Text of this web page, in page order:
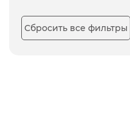
Сбросить все фильтры